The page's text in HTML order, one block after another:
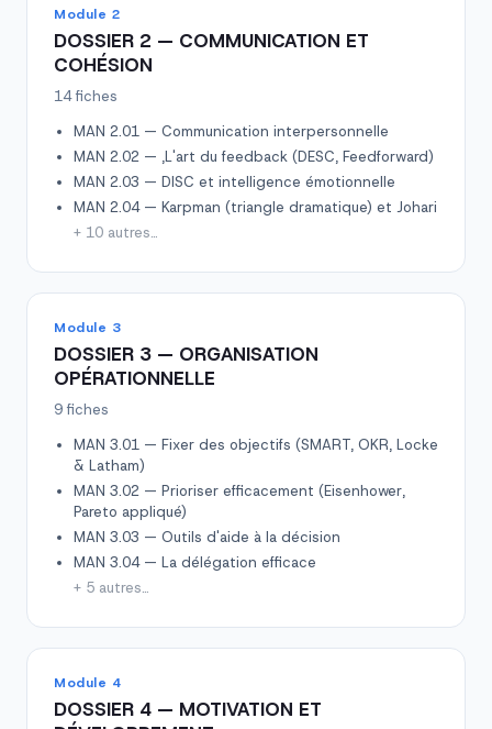
Module 2
DOSSIER 2 — COMMUNICATION ET
COHÉSION
14 fiches
MAN 2.01 — Communication interpersonnelle
MAN 2.02 — ,L'art du feedback (DESC, Feedforward)
MAN 2.03 — DISC et intelligence émotionnelle
MAN 2.04 — Karpman (triangle dramatique) et Johari
+ 10 autres…
Module 3
DOSSIER 3 — ORGANISATION
OPÉRATIONNELLE
9 fiches
MAN 3.01 — Fixer des objectifs (SMART, OKR, Locke
& Latham)
MAN 3.02 — Prioriser efficacement (Eisenhower,
Pareto appliqué)
MAN 3.03 — Outils d'aide à la décision
MAN 3.04 — La délégation efficace
+ 5 autres…
Module 4
DOSSIER 4 — MOTIVATION ET